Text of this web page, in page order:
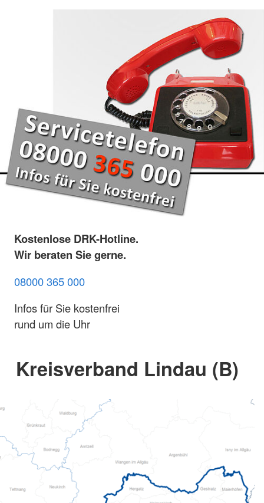
Kostenlose DRK-Hotline.
Wir beraten Sie gerne.
08000 365 000
Infos für Sie kostenfrei
rund um die Uhr
Kreisverband Lindau (B)